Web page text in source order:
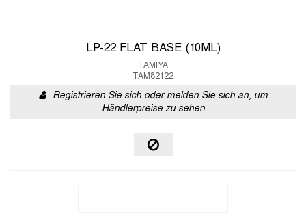
LP-22 FLAT BASE (10ML)
TAMIYA
TAM82122
Registrieren Sie sich oder melden Sie sich an, um
Händlerpreise zu sehen